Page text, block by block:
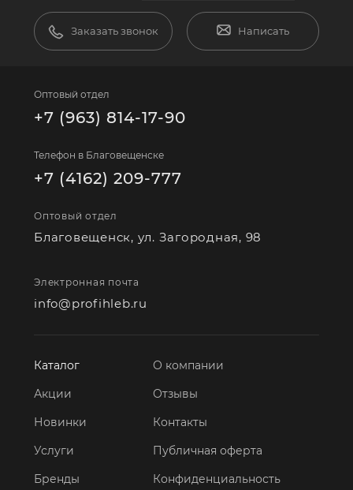
Заказать звонок Написать
Оптовый отдел
+7 (963) 814-17-90
Телефон в Благовещенске
+7 (4162) 209-777
Оптовый отдел
Благовещенск, ул. Загородная, 98
Электронная почта
info@profihleb.ru
Каталог
Акции
Новинки
Услуги
Бренды
О компании
Отзывы
Контакты
Публичная оферта
Конфиденциальность